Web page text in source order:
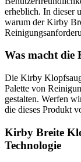
erheblich. In dieser
warum der Kirby
Was macht die
Die Kirby
Palette von
gestalten. Werfen
die dieses Produkt
Kirby Breite
Technologie